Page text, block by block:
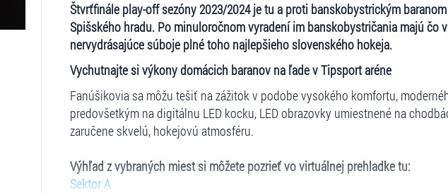
Štvrťfinále play-off sezóny 2023/2024 je tu a proti banskobystrickým
Spišského hradu. Po minuloročnom vyradení im banskobystričania majú čo
nervydrásajúce súboje plné toho najlepšieho slovenského hokeja.
Vychutnajte si výkony domácich baranov na ľade v Tipsport aréne
Fanúšikovia sa môžu tešiť na zážitok v podobe vysokého komfortu,
predovšetkým na digitálnu LED kocku, LED obrazovky umiestnené na
zaručene skvelú, hokejovú atmosféru.
Výhľad z vybraných miest si môžete pozrieť vo virtuálnej prehladke tu:
Sektor A